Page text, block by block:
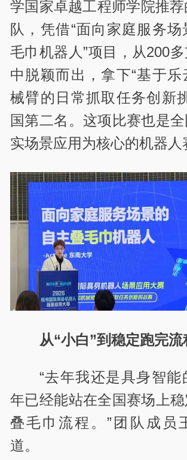
学国家卓越工程师学院推
队，凭借“面向家庭服务
毛巾机器人”项目，从200
中脱颖而出，拿下“基于
械臂的日常抓取任务创新
国第二名。这项比赛也是
实场景应用为核心的机器人
从“小白”到稳定跑完流
“去年我还是具身智能
年已经能站在全国赛场上
叠毛巾流程。”团队成员
道。